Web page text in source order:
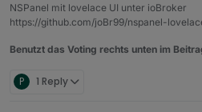
NSPanel mit lovelace UI unter ioBroker
https://github.com/joBr99/nspanel-
Benutzt das Voting rechts unten im
P 1 Reply